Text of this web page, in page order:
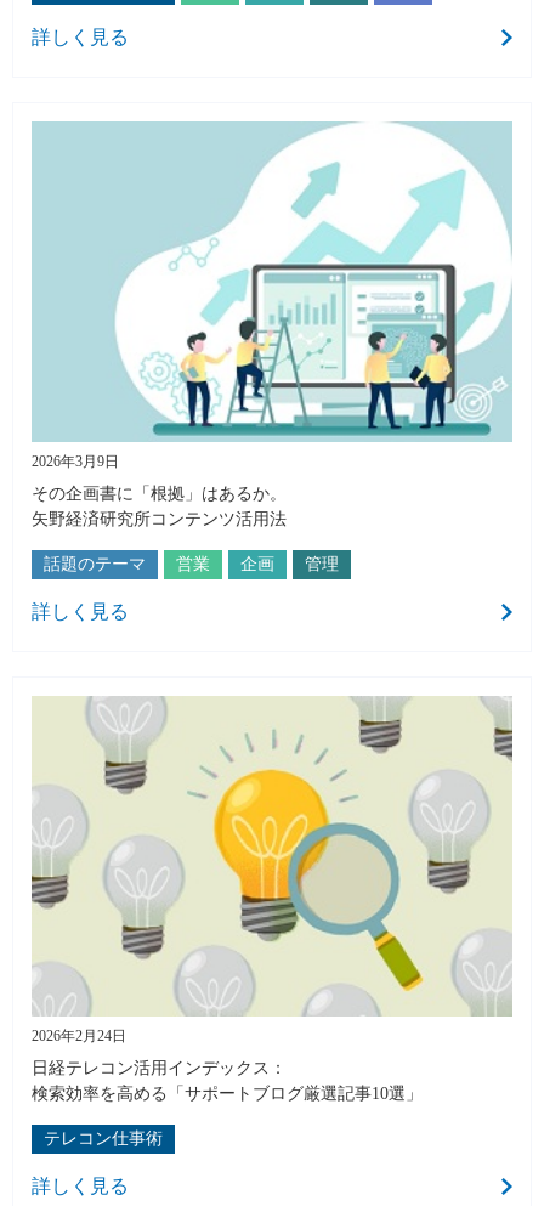
詳しく見る
2026年3月9日
その企画書に「根拠」はあるか。
矢野経済研究所コンテンツ活用法
話題のテーマ 営業 企画 管理
詳しく見る
2026年2月24日
日経テレコン活用インデックス：
検索効率を高める「サポートブログ厳選記事10選」
テレコン仕事術
詳しく見る